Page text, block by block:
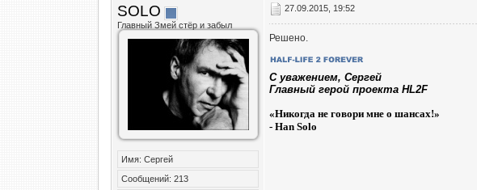
SOLO
Главный Змей стёр и забыл
Имя: Сергей
Сообщений: 213
27.09.2015, 19:52
Решено.
C уважением, Сергей
Главный герой проекта HL2F
«Никогда не говори мне о шансах!»
- Han Solo